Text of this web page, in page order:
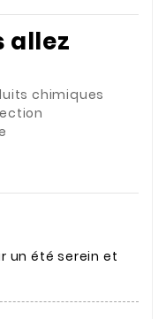
allez
chimiques
un été serein et